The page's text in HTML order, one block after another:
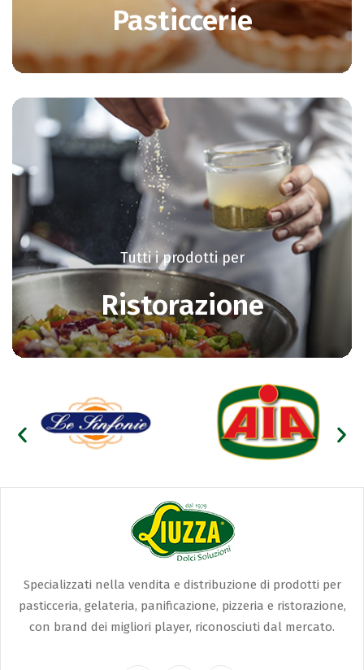
Pasticcerie
Tutti i prodotti per
Ristorazione
Specializzati nella vendita e distribuzione di prodotti per
pasticceria, gelateria, panificazione, pizzeria e ristorazione,
con brand dei migliori player, riconosciuti dal mercato.